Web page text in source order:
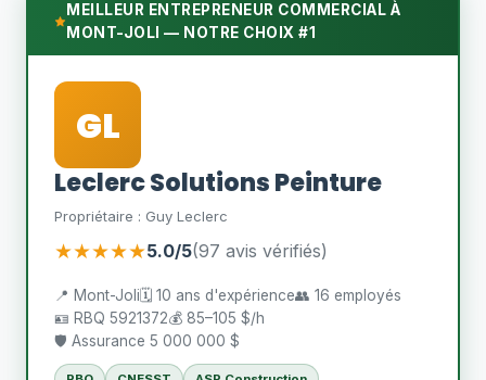
MEILLEUR ENTREPRENEUR COMMERCIAL À
MONT-JOLI — NOTRE CHOIX #1
GL
Leclerc Solutions Peinture
Propriétaire : Guy Leclerc
★★★★★5.0/5(97 avis vérifiés)
📍 Mont-Joli🗓️ 10 ans d'expérience👥 16 employés
🪪 RBQ 5921372💰 85–105 $/h
🛡️ Assurance 5 000 000 $